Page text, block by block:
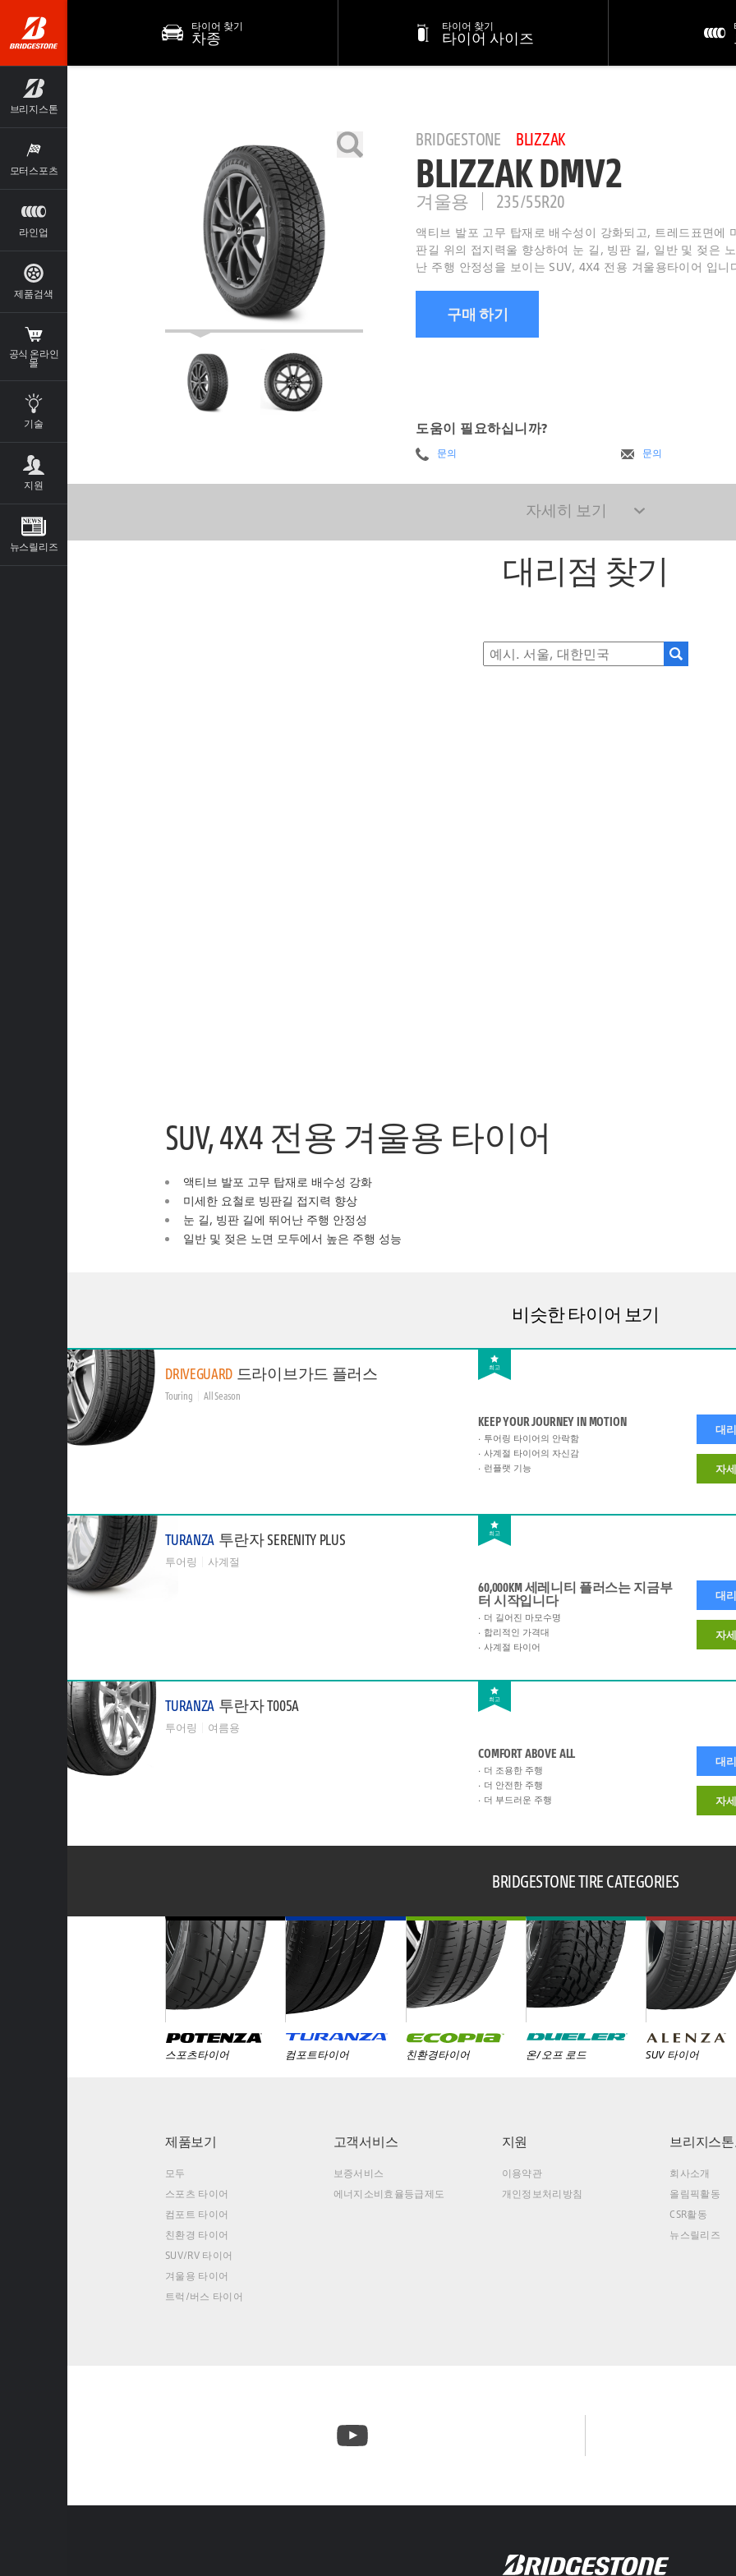
브리지스톤
모터스포츠
라인업
제품검색
공식 온라인
몰
기술
지원
뉴스릴리즈
타이어 찾기
차종
타이어 찾기
타이어 사이즈
BRIDGESTONE BLIZZAK
BLIZZAK DMV2
겨울용 235/55R20
액티브 발포 고무 탑재로 배수성이 강화되고, 트레드표면에
판길 위의 접지력울 향상하여 눈 길, 빙판 길, 일반 및 젖은
난 주행 안정성을 보이는 SUV, 4X4 전용 겨울용타이어 입니
구매 하기
도움이 필요하십니까?
문의 문의
자세히 보기
대리점 찾기
SUV, 4X4 전용 겨울용 타이어
액티브 발포 고무 탑재로 배수성 강화
미세한 요철로 빙판길 접지력 향상
눈 길, 빙판 길에 뛰어난 주행 안정성
일반 및 젖은 노면 모두에서 높은 주행 성능
비슷한 타이어 보기
최고
DRIVEGUARD 드라이브가드 플러스
Touring All Season
KEEP YOUR JOURNEY IN MOTION
투어링 타이어의 안락함
사계절 타이어의 자신감
런플랫 기능
대
자
최고
TURANZA 투란자 SERENITY PLUS
투어링 사계절
60,000KM 세레니티 플러스는 지금부
터 시작입니다
더 길어진 마모수명
합리적인 가격대
사계절 타이어
대
자
최고
TURANZA 투란자 T005A
투어링 여름용
COMFORT ABOVE ALL
더 조용한 주행
더 안전한 주행
더 부드러운 주행
대
자
BRIDGESTONE TIRE CATEGORIES
스포츠타이어 컴포트타이어 친환경타이어 온/오프 로드 SUV 타이어
제품보기
모두
스포츠 타이어
컴포트 타이어
친환경 타이어
SUV/RV 타이어
겨울용 타이어
트럭/버스 타이어
고객서비스
보증서비스
에너지소비효율등급제도
지원
이용약관
개인정보처리방침
브리지스
회사소개
올림픽활동
CSR활동
뉴스릴리즈